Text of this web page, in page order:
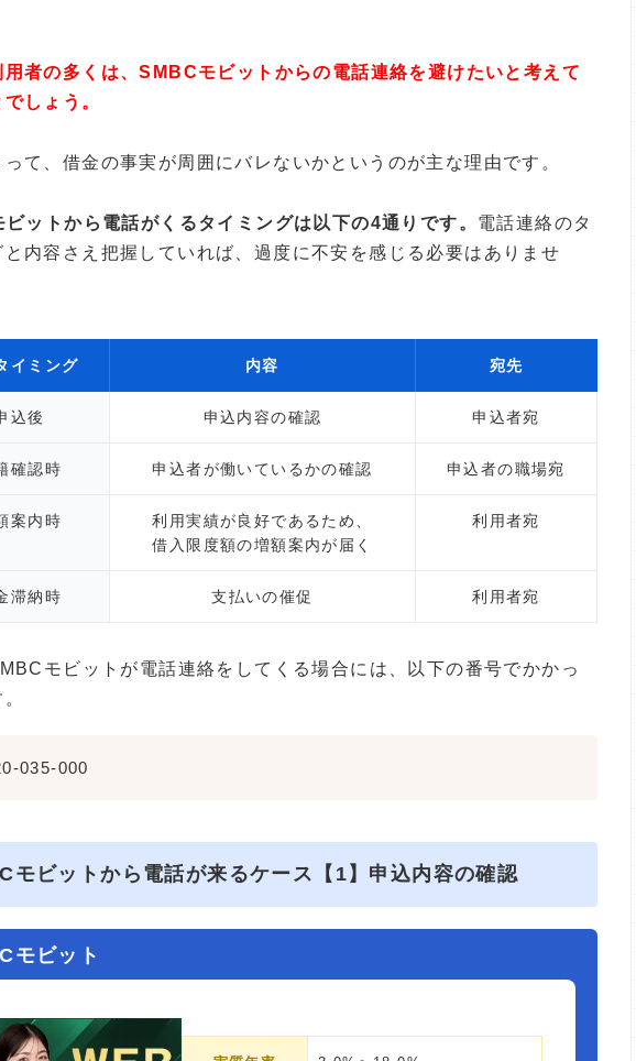
用者の多くは、SMBCモビットからの電話連絡を避けたいと考えて
しょう。
って、借金の事実が周囲にバレないかというのが主な理由です。
ットから電話がくるタイミングは以下の4通りです。 電話連絡のタ
と内容さえ把握していれば、過度に不安を感じる必要はありませ
イミング 内容 宛先
込後 申込内容の確認 申込者宛
確認時 申込者が働いているかの確認 申込者の職場宛
案内時
利用実績が良好であるため、
借入限度額の増額案内が届く
利用者宛
滞納時 支払いの催促 利用者宛
モビットが電話連絡をしてくる場合には、以下の番号でかかっ
035-000
モビットから電話が来るケース【1】申込内容の確認
モビット